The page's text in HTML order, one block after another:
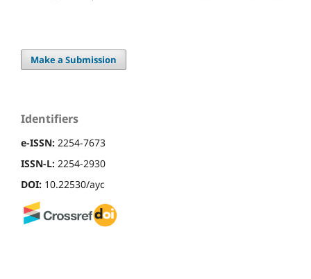
Make a Submission
Identifiers
e-ISSN: 2254-7673
ISSN-L: 2254-2930
DOI: 10.22530/ayc